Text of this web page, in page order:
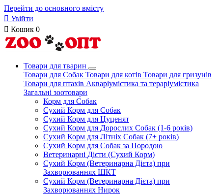
Перейти до основного вмісту
 Увійти
 Кошик 0
Товари для тварин
Товари для Собак Товари для котів Товари для гризунів
Товари для птахів Акваріумістика та тераріумістика
Загальні зоотовари
Корм для Собак
Сухий Корм для Собак
Сухий Корм для Цуценят
Сухий Корм для Дорослих Собак (1-6 років)
Сухий Корм для Літніх Собак (7+ років)
Сухий Корм для Собак за Породою
Ветеринарні Дієти (Сухий Корм)
Сухий Корм (Ветеринарна Дієта) при
Захворюваннях ШКТ
Сухий Корм (Ветеринарна Дієта) при
Захворюваннях Нирок